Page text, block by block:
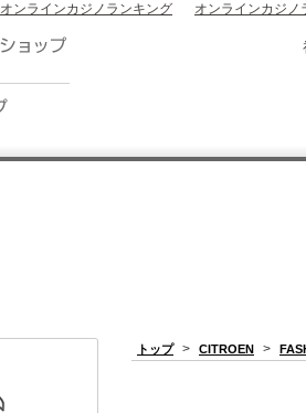
オンラインカジノランキング オンラインカジノ
トップ > CITROEN >